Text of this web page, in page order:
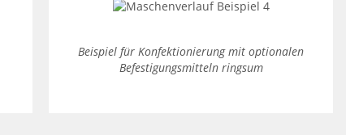
Beispiel für Konfektionierung mit optionalen
Befestigungsmitteln ringsum